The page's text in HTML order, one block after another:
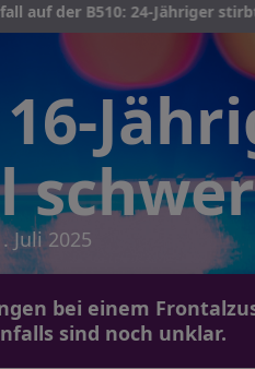
24-Jähriger stirbt nach Crash
Juli 2025
bei einem
sind noch unklar.